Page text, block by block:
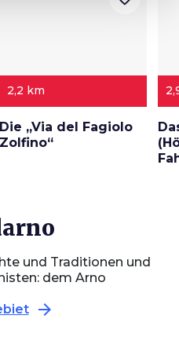
2,2 km
Die „Via del Fagiolo
Zolfino“
und Traditionen und
dem Arno
arrow_forward